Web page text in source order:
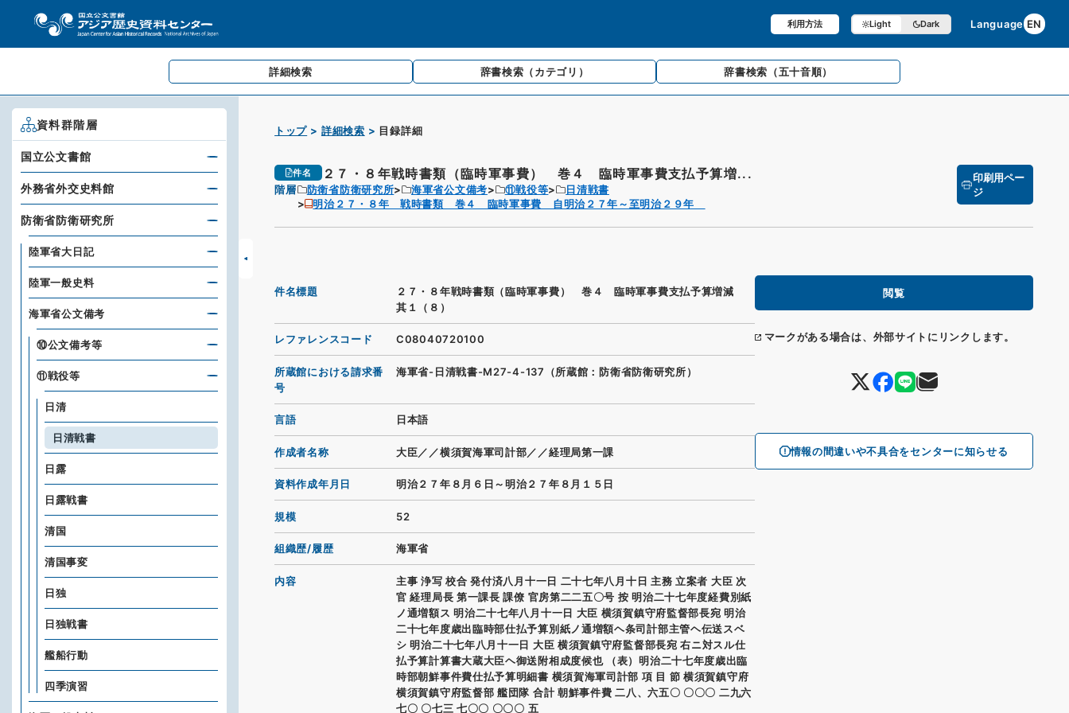
利用方法 Light Dark Language EN
詳細検索 辞書検索 （カテゴリ） 辞書検索 （五十音順）
トップ 詳細検索 目録詳細
件名 ２７・８年戦時書類（臨時軍事費） 巻４ 臨時軍事費支払予算増...
階層 防衛省防衛研究所 海軍省公文備考 ⑪戦役等
日清戦書
明治２７・８年 戦時書類 巻４ 臨時軍事費 自明治２７年～至明治２９年
印刷用ペー
ジ
閲覧
マークがある場合は、外部サイトにリンクします。
情報の間違いや不具合をセンターに知らせる
件名標題
２７・８年戦時書類（臨時軍事費） 巻４ 臨時軍事費支払予算増減
其１（８）
レファレンスコード C08040720100
所蔵館における請求番
号
海軍省-日清戦書-M27-4-137（所蔵館：防衛省防衛研究所）
言語 日本語
作成者名称 大臣／／横須賀海軍司計部／／経理局第一課
資料作成年月日 明治２７年８月６日～明治２７年８月１５日
規模 52
組織歴/履歴 海軍省
内容
主事 浄写 校合 発付済八月十一日 二十七年八月十日 主務 立案者 大臣 次
官 経理局長 第一課長 課僚 官房第二二五〇号 按 明治二十七年度経費別紙
ノ通増額ス 明治二十七年八月十一日 大臣 横須賀鎮守府監督部長宛 明治
二十七年度歳出臨時部仕払予算別紙ノ通増額ヘ条司計部主管ヘ伝送スベ
シ 明治二十七年八月十一日 大臣 横須賀鎮守府監督部長宛 右ニ対スル仕
払予算計算書大蔵大臣ヘ御送附相成度候也 （表）明治二十七年度歳出臨
時部朝鮮事件費仕払予算明細書 横須賀海軍司計部 項 目 節 横須賀鎮守府
横須賀鎮守府監督部 艦団隊 合計 朝鮮事件費 二八、六五〇 〇〇〇 二九六
七〇 〇七三 七〇〇 〇〇〇 五
資料群階層
国立公文書館
外務省外交史料館
防衛省防衛研究所
陸軍省大日記
陸軍一般史料
海軍省公文備考
⑩公文備考等
⑪戦役等
日清
日清戦書
日露
日露戦書
清国
清国事変
日独
日独戦書
艦船行動
四季演習